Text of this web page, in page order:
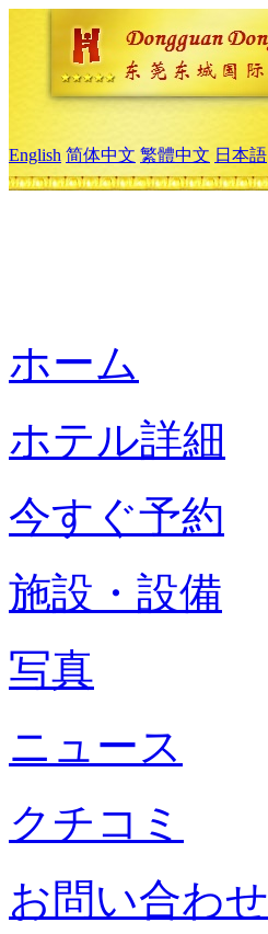
English 简体中文 繁體中文 日本語
ホーム
ホテル詳細
今すぐ予約
施設・設備
写真
ニュース
クチコミ
お問い合わせ